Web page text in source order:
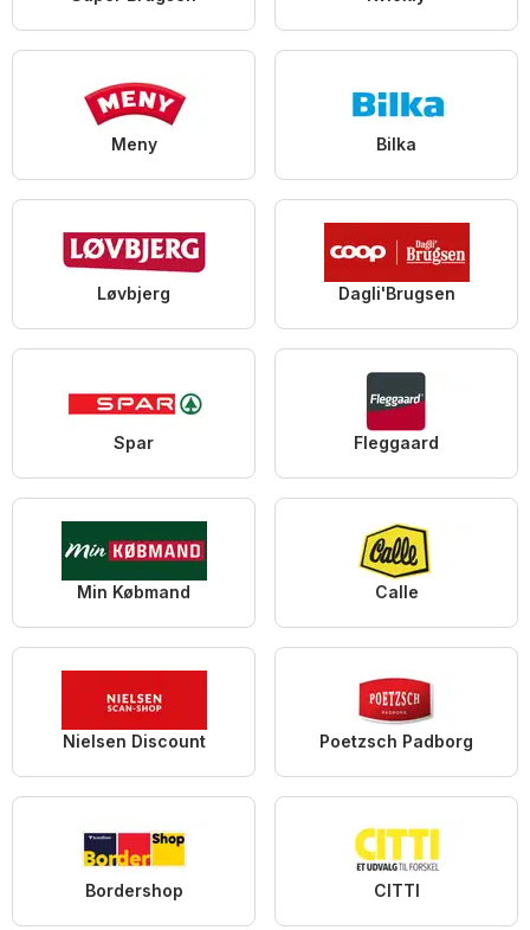
Meny Bilka
Løvbjerg Dagli'Brugsen
Spar Fleggaard
Min Købmand Calle
Nielsen Discount Poetzsch Padborg
Bordershop CITTI